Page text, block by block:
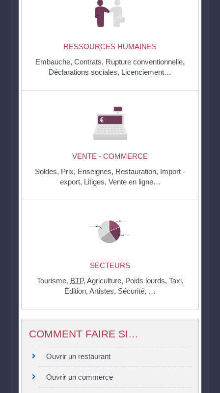
RESSOURCES HUMAINES
Embauche, Contrats, Rupture conventionnelle,
Déclarations sociales, Licenciement…
VENTE - COMMERCE
Soldes, Prix, Enseignes, Restauration, Import -
export, Litiges, Vente en ligne…
SECTEURS
Tourisme, BTP, Agriculture, Poids lourds, Taxi,
Édition, Artistes, Sécurité, …
COMMENT FAIRE SI…
Ouvrir un restaurant
Ouvrir un commerce